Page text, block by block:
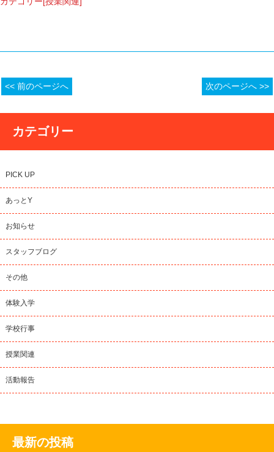
<< 前のページへ 次のページへ >>
カテゴリー
PICK UP
あっとY
お知らせ
スタッフブログ
その他
体験入学
学校行事
授業関連
活動報告
最新の投稿